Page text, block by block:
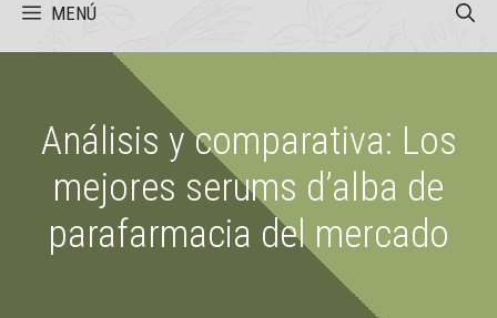
MENÚ
Análisis y comparativa: Los
mejores serums d’alba de
parafarmacia del mercado